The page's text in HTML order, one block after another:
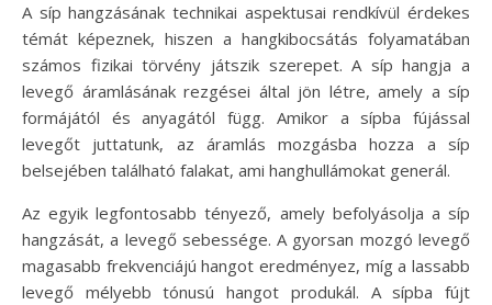
A síp hangzásának technikai aspektusai rendkívül érdekes
témát képeznek, hiszen a hangkibocsátás folyamatában
számos fizikai törvény játszik szerepet. A síp hangja a
levegő áramlásának rezgései által jön létre, amely a síp
formájától és anyagától függ. Amikor a sípba fújással
levegőt juttatunk, az áramlás mozgásba hozza a síp
belsejében található falakat, ami hanghullámokat generál.
Az egyik legfontosabb tényező, amely befolyásolja a síp
hangzását, a levegő sebessége. A gyorsan mozgó levegő
magasabb frekvenciájú hangot eredményez, míg a lassabb
levegő mélyebb tónusú hangot produkál. A sípba fújt